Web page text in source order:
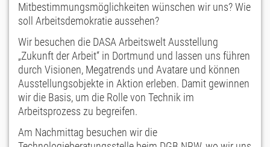
Mitbestimmungsmöglichkeiten wünschen wir uns? Wie
soll Arbeitsdemokratie aussehen?
Wir besuchen die DASA Arbeitswelt Ausstellung
„Zukunft der Arbeit“ in Dortmund und lassen uns führen
durch Visionen, Megatrends und Avatare und können
Ausstellungsobjekte in Aktion erleben. Damit gewinnen
wir die Basis, um die Rolle von Technik im
Arbeitsprozess zu begreifen.
Am Nachmittag besuchen wir die